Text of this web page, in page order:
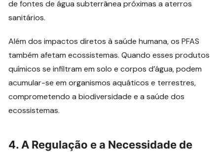
de fontes de água subterrânea próximas a aterros
sanitários.
Além dos impactos diretos à saúde humana, os PFAS
também afetam ecossistemas. Quando esses produtos
químicos se infiltram em solo e corpos d’água, podem
acumular-se em organismos aquáticos e terrestres,
comprometendo a biodiversidade e a saúde dos
ecossistemas.
4. A Regulação e a Necessidade de